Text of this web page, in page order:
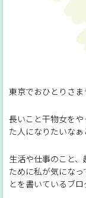
東京でおひとりさま
長いこと干物女を
た人になりたいなぁ
生活や仕事のこと
ために私が気にな
とを書いているブロ